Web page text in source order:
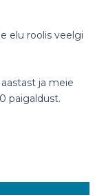
elu roolis veelgi
ja meie
paigaldust.